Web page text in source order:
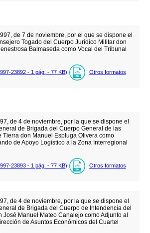
de 7 de noviembre, por el que se dispone el
Togado del Cuerpo Jurídico Militar don
Balmaseda como Vocal del Tribunal
23892 - 1 pág. - 77 KB) Otros formatos
de 4 de noviembre, por la que se dispone el
de Brigada del Cuerpo General de las
Tierra don Manuel Espluga Olivera como
de Apoyo Logístico a la Zona Interregional
23893 - 1 pág. - 77 KB) Otros formatos
de 4 de noviembre, por la que se dispone el
de Brigada del Cuerpo de Intendencia del
José Manuel Mateo Canalejo como Adjunto al
de Asuntos Económicos del Cuartel